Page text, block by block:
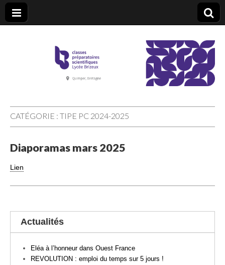
CPGE Brizeux
CATÉGORIE : TIPE PC 2024-2025
Diaporamas mars 2025
Lien
Actualités
Eléa à l’honneur dans Ouest France
REVOLUTION : emploi du temps sur 5 jours !